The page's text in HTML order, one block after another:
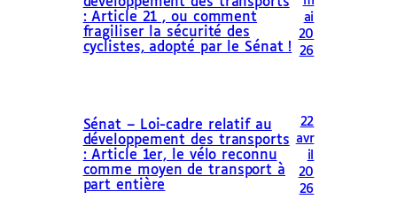
: Article 21 , ou comment
fragiliser la sécurité des
cyclistes, adopté par le Sénat !
ai
20
26
Sénat – Loi-cadre relatif au
développement des transports
: Article 1er, le vélo reconnu
comme moyen de transport à
part entière
22
avr
il
20
26